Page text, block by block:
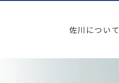
佐川について